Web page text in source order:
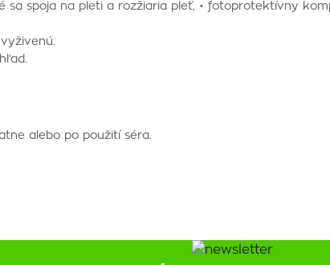
spoja na pleti a rozžiaria pleť, • fotoprotektívny
alebo po použití séra.